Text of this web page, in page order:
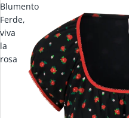
Blumento
Ferde,
viva
la
rosa